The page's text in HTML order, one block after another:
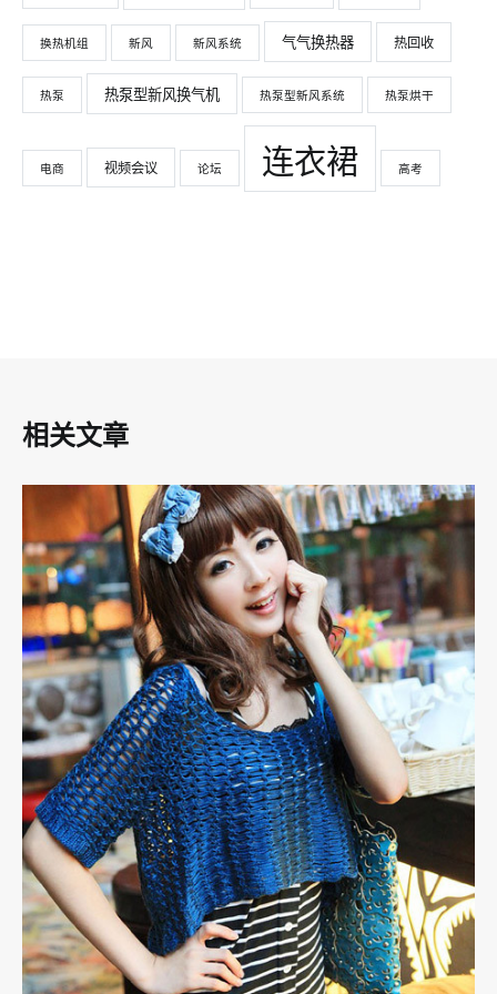
换热机组 新风 新风系统 气气换热器 热回收
热泵 热泵型新风换气机 热泵型新风系统 热泵烘干
电商 视频会议 论坛 连衣裙 高考
相关文章